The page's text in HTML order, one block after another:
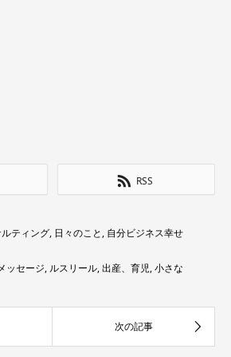
RSS
ティング, 日々のこと, 自分ビジネス幸せ
ッセージ,ルスリール,出産、育児,小さな